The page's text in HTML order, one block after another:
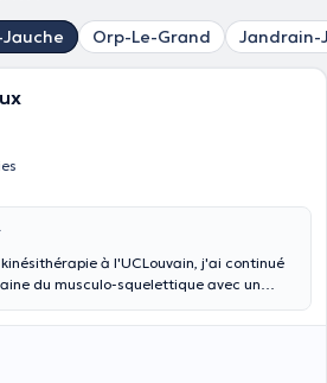
Orp-Le-Grand Jandrain-
à l'UCLouvain, j'ai continué
du musculo-squelettique avec un
Je peux me déplacer à domicile. Je
chacun.